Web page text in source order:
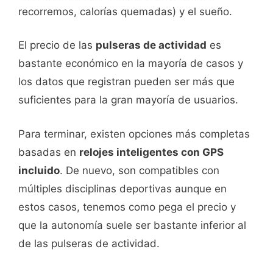
recorremos, calorías quemadas) y el sueño.
El precio de las pulseras de actividad es
bastante económico en la mayoría de casos y
los datos que registran pueden ser más que
suficientes para la gran mayoría de usuarios.
Para terminar, existen opciones más completas
basadas en relojes inteligentes con GPS
incluido. De nuevo, son compatibles con
múltiples disciplinas deportivas aunque en
estos casos, tenemos como pega el precio y
que la autonomía suele ser bastante inferior al
de las pulseras de actividad.